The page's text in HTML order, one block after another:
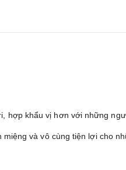
hợp khẩu vị hơn với những
và vô cùng tiện lợi cho